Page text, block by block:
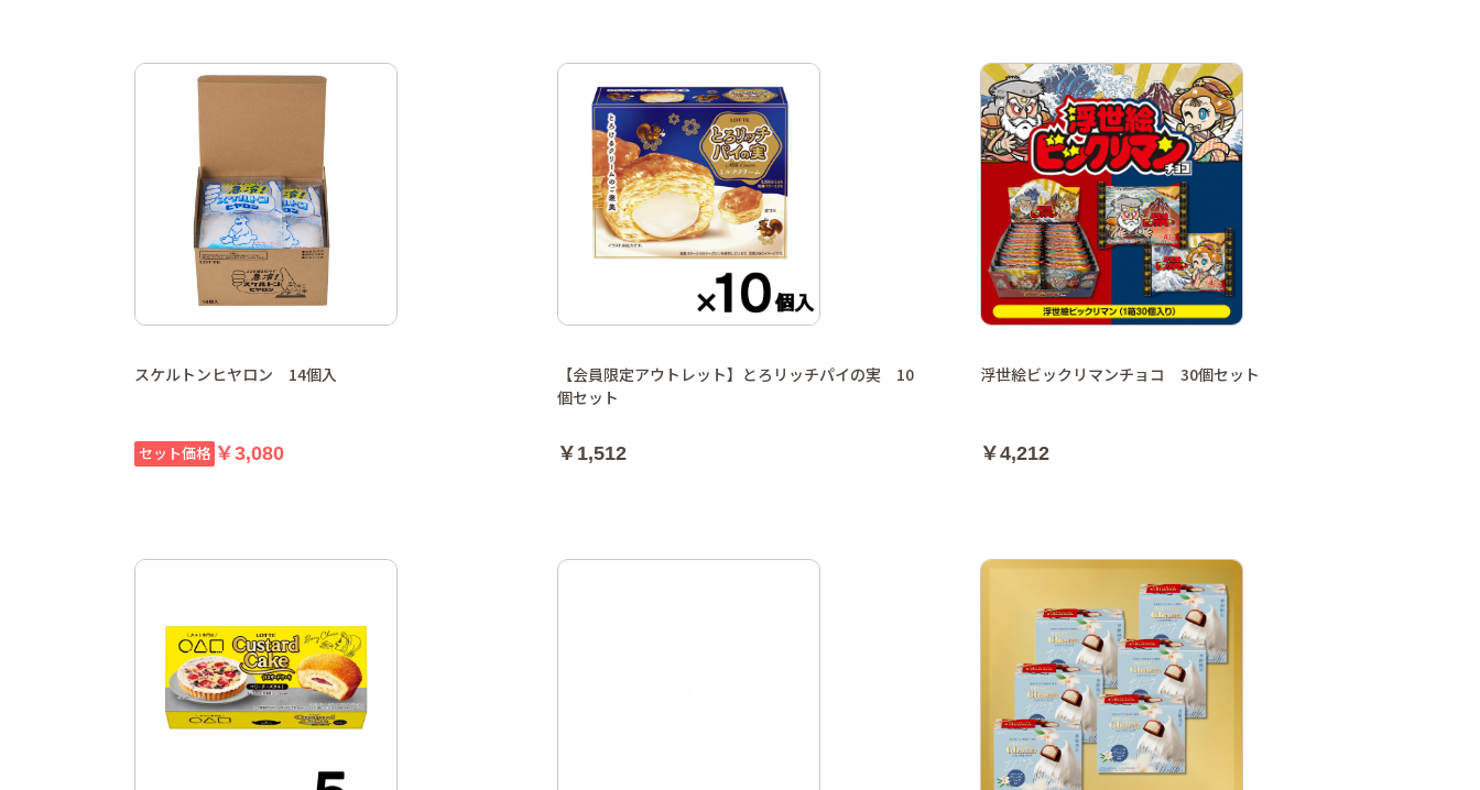
スケルトンヒヤロン 14個入
セット価格 ￥3,080
【会員限定アウトレット】とろリッチパイの実 10
個セット
￥1,512
浮世絵ビックリマンチョコ 30個セット
￥4,212